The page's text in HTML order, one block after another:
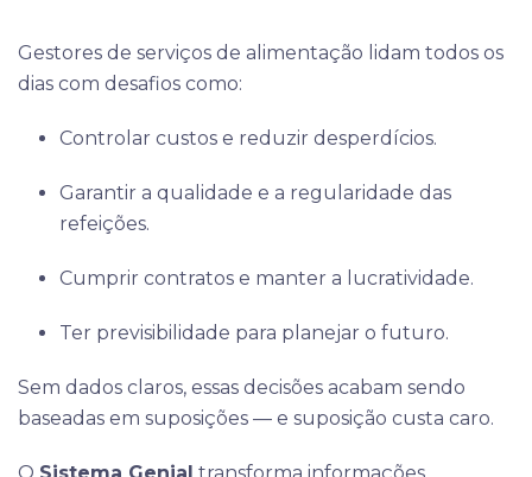
Gestores de serviços de alimentação lidam todos os
dias com desafios como:
Controlar custos e reduzir desperdícios.
Garantir a qualidade e a regularidade das
refeições.
Cumprir contratos e manter a lucratividade.
Ter previsibilidade para planejar o futuro.
Sem dados claros, essas decisões acabam sendo
baseadas em suposições — e suposição custa caro.